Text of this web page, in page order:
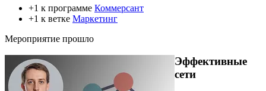
+1 к программе Коммерсант
+1 к ветке Маркетинг
Мероприятие прошло
Эффективные
сети